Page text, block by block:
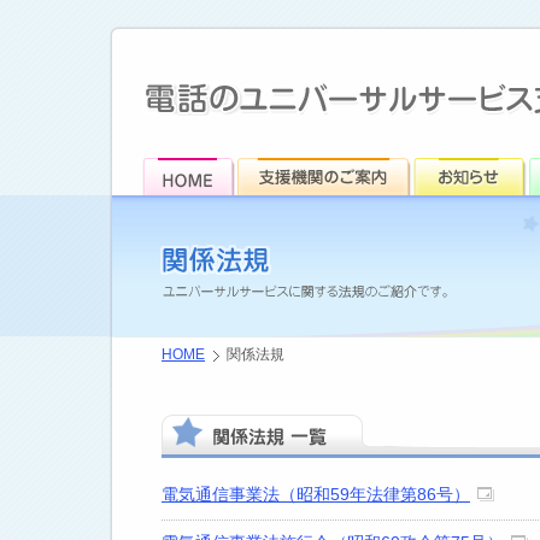
HOME 関係法規
電気通信事業法（昭和59年法律第86号）